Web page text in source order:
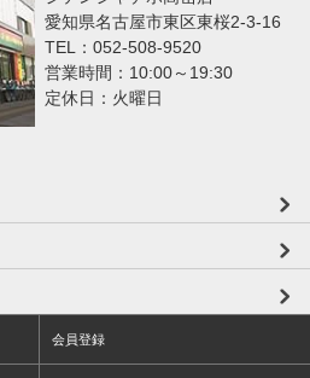
愛知県名古屋市東区東桜2-3-16
TEL：052-508-9520
営業時間：10:00～19:30
定休日：火曜日
会員登録